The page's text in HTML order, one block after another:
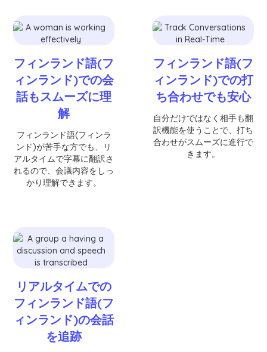
フィンランド語(フ
ィンランド)での会
話もスムーズに理
解
フィンランド語(フィンラ
ンド)が苦手な方でも、リ
アルタイムで字幕に翻訳さ
れるので、会議内容をしっ
かり理解できます。
フィンランド語(フ
ィンランド)での打
ち合わせでも安心
自分だけではなく相手も翻
訳機能を使うことで、打ち
合わせがスムーズに進行で
きます。
リアルタイムでの
フィンランド語(フ
ィンランド)の会話
を追跡